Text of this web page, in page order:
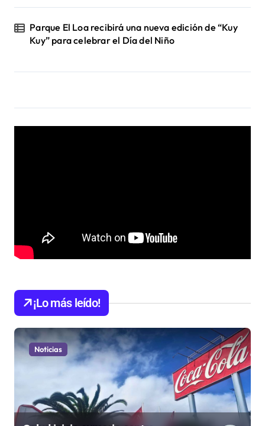
Parque El Loa recibirá una nueva edición de “Kuy
Kuy” para celebrar el Día del Niño
¡Lo más leído!
Noticias